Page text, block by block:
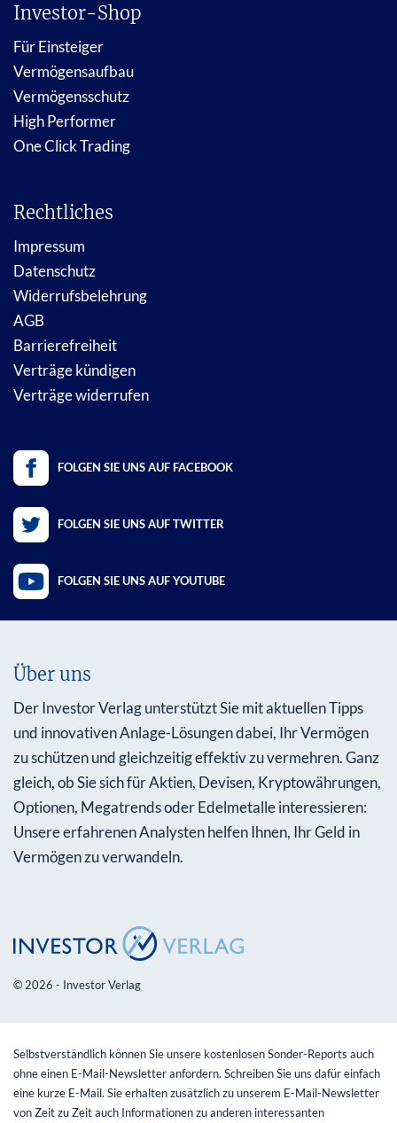
Investor-Shop
Für Einsteiger
Vermögensaufbau
Vermögensschutz
High Performer
One Click Trading
Rechtliches
Impressum
Datenschutz
Widerrufsbelehrung
AGB
Barrierefreiheit
Verträge kündigen
Verträge widerrufen
FOLGEN SIE UNS AUF FACEBOOK
FOLGEN SIE UNS AUF TWITTER
FOLGEN SIE UNS AUF YOUTUBE
Über uns
Der Investor Verlag unterstützt Sie mit aktuellen Tipps
und innovativen Anlage-Lösungen dabei, Ihr Vermögen
zu schützen und gleichzeitig effektiv zu vermehren. Ganz
gleich, ob Sie sich für Aktien, Devisen, Kryptowährungen,
Optionen, Megatrends oder Edelmetalle interessieren:
Unsere erfahrenen Analysten helfen Ihnen, Ihr Geld in
Vermögen zu verwandeln.
© 2026 - Investor Verlag
Selbstverständlich können Sie unsere kostenlosen Sonder-Reports auch
ohne einen E-Mail-Newsletter anfordern. Schreiben Sie uns dafür einfach
eine kurze E-Mail. Sie erhalten zusätzlich zu unserem E-Mail-Newsletter
von Zeit zu Zeit auch Informationen zu anderen interessanten